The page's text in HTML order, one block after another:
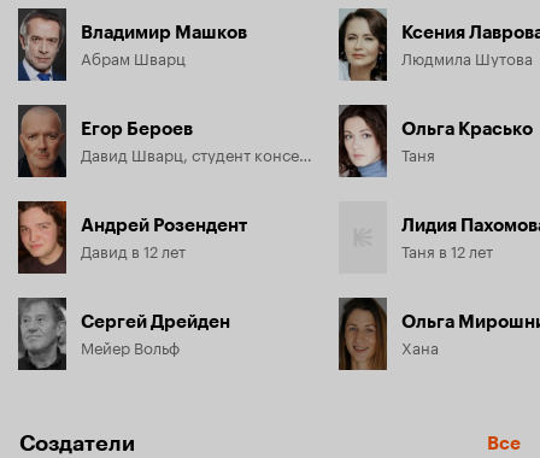
Владимир Машков
Абрам Шварц
Егор Бероев
Андрей Розендент
Давид в 12 лет
Сергей Дрейден
Мейер Вольф
Ксения
Людмила Шутова
Ольга Красько
Таня
Лидия
Таня в 12 лет
Ольга
Хана
Создатели Все